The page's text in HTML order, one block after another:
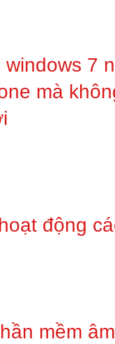
windows 7
mà
động
mềm